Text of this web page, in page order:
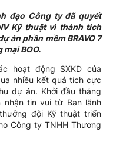
đạo Công ty đã quyết
Kỹ thuật vì thành tích
án phần mềm BRAVO 7
mại BOO.
hoạt động SXKD của
nhiều kết quả tích cực
dự án. Khởi đầu tháng
nhận tin vui từ Ban lãnh
đội Kỹ thuật triển
Công ty TNHH Thương